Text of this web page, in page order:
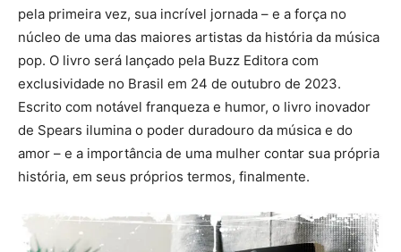
pela primeira vez, sua incrível jornada – e a força no
núcleo de uma das maiores artistas da história da música
pop. O livro será lançado pela Buzz Editora com
exclusividade no Brasil em 24 de outubro de 2023.
Escrito com notável franqueza e humor, o livro inovador
de Spears ilumina o poder duradouro da música e do
amor – e a importância de uma mulher contar sua própria
história, em seus próprios termos, finalmente.